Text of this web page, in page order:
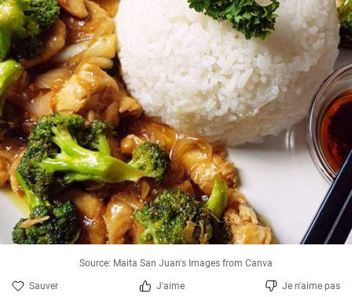
Source: Maita San Juan's Images from Canva
Sauver J'aime Je n'aime pas